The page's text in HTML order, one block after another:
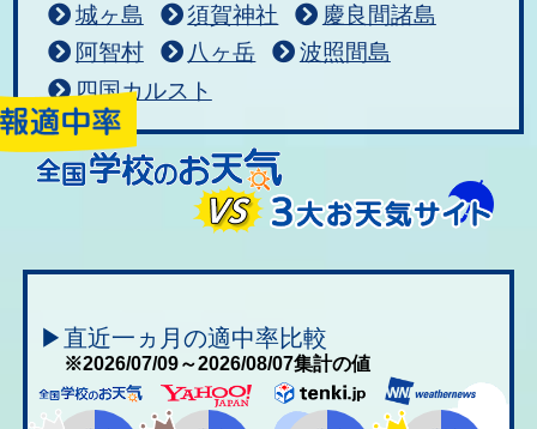
城ヶ島
須賀神社
慶良間諸島
阿智村
八ヶ岳
波照間島
四国カルスト
▶直近一ヵ月の適中率比較
※2026/07/09～2026/08/07集計の値